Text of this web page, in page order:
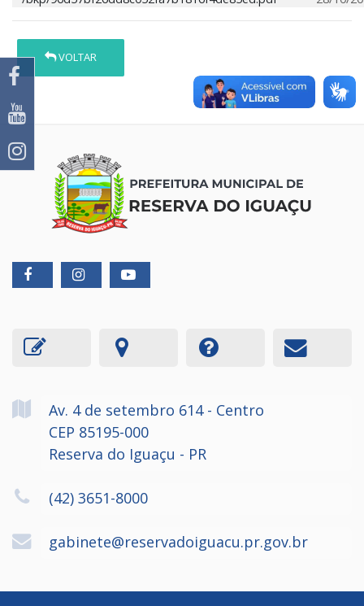
VOLTAR
Av. 4 de setembro 614 - Centro
CEP 85195-000
Reserva do Iguaçu - PR
(42) 3651-8000
gabinete@reservadoiguacu.pr.gov.br